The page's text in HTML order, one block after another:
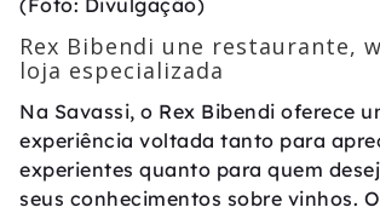
Rex Bibendi une restaurante,
loja especializada
Na Savassi, o Rex Bibendi oferece
experiência voltada tanto para
experientes quanto para quem
seus conhecimentos sobre vinhos. O